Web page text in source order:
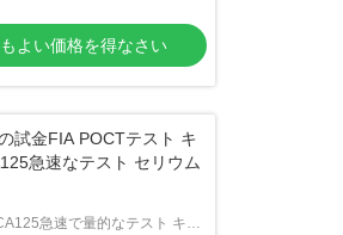
よい価格を得なさい
試金FIA POCTテスト キ
急速なテスト セリウム
急速で量的なテスト キッ